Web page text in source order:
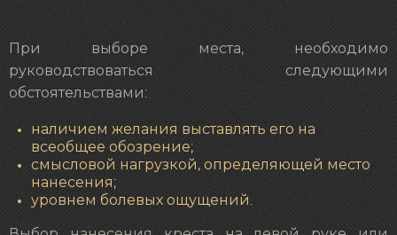
При выборе места, необходимо
руководствоваться следующими
обстоятельствами:
наличием желания выставлять его на
всеобщее обозрение;
смысловой нагрузкой, определяющей место
нанесения;
уровнем болевых ощущений.